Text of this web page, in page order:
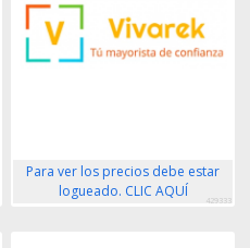
Para ver los precios debe estar
logueado. CLIC AQUÍ
429333